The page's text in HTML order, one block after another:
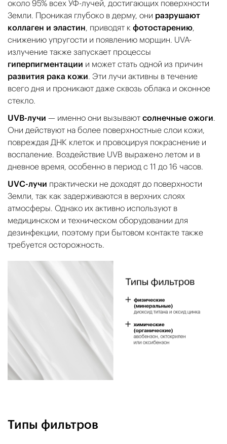
около 95% всех УФ-лучей, достигающих поверхности
Земли. Проникая глубоко в дерму, они разрушают
коллаген и эластин, приводят к фотостарению,
снижению упругости и появлению морщин. UVA-
излучение также запускает процессы
гиперпигментации и может стать одной из причин
развития рака кожи. Эти лучи активны в течение
всего дня и проникают даже сквозь облака и оконное
стекло.
UVB-лучи — именно они вызывают солнечные ожоги.
Они действуют на более поверхностные слои кожи,
повреждая ДНК клеток и провоцируя покраснение и
воспаление. Воздействие UVB выражено летом и в
дневное время, особенно в период с 11 до 16 часов.
UVC-лучи практически не доходят до поверхности
Земли, так как задерживаются в верхних слоях
атмосферы. Однако их активно используют в
медицинском и техническом оборудовании для
дезинфекции, поэтому при бытовом контакте также
требуется осторожность.
Типы фильтров